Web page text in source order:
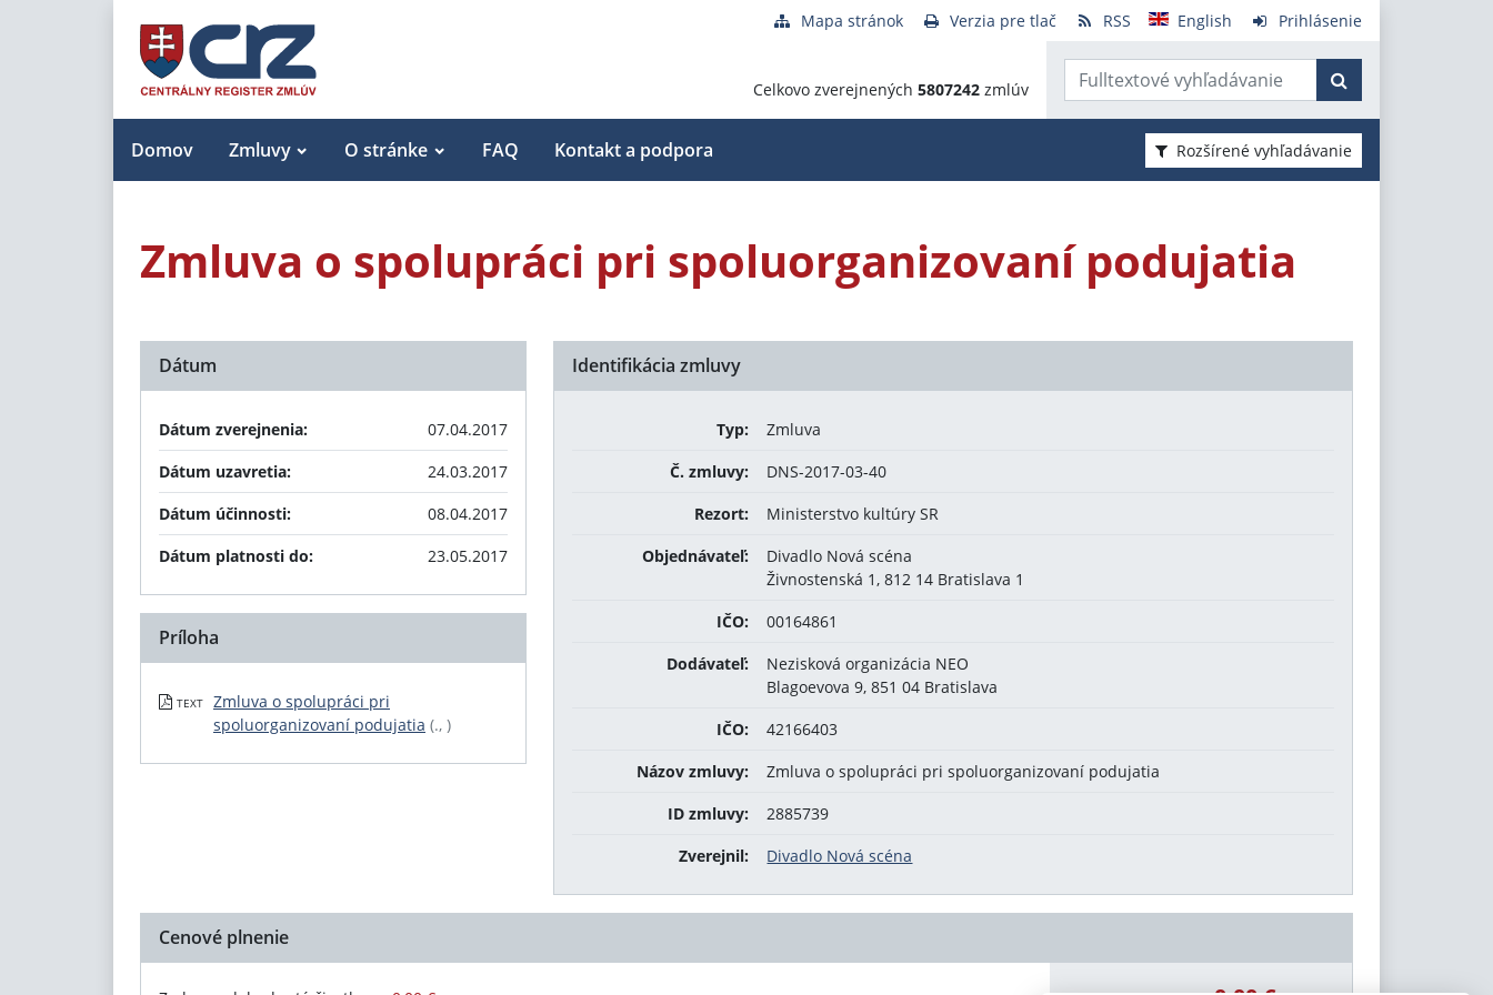
Mapa stránok Verzia pre tlač RSS English Prihlásenie
Celkovo zverejnených 5807242 zmlúv
Domov Zmluvy O stránke FAQ Kontakt a podpora Rozšírené vyhľadávanie
Zmluva o spolupráci pri spoluorganizovaní podujatia
Identifikácia zmluvy
Typ:
Zmluva
Č. zmluvy:
DNS-2017-03-40
Rezort:
Ministerstvo kultúry SR
Objednávateľ:
Divadlo Nová scéna
Živnostenská 1, 812 14 Bratislava 1
IČO:
00164861
Dodávateľ:
Nezisková organizácia NEO
Blagoevova 9, 851 04 Bratislava
IČO:
42166403
Názov zmluvy:
Zmluva o spolupráci pri spoluorganizovaní podujatia
ID zmluvy:
2885739
Zverejnil:
Divadlo Nová scéna
Dátum
Dátum zverejnenia:
07.04.2017
Dátum uzavretia:
24.03.2017
Dátum účinnosti:
08.04.2017
Dátum platnosti do:
23.05.2017
Príloha
TEXT
Zmluva o spolupráci pri
spoluorganizovaní podujatia (., )
Cenové plnenie